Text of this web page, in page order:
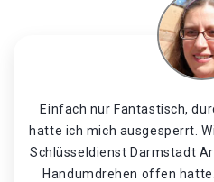
Einfach nur Fantastisch,
hatte ich mich ausgesperrt.
Schlüsseldienst Darmstadt
Handumdrehen offen